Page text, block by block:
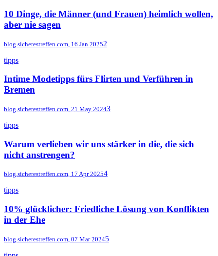
10 Dinge, die Männer (und Frauen) heimlich wollen,
aber nie sagen
blog.sicherestreffen.com 16 Jan 20252
tipps
Intime Modetipps fürs Flirten und Verführen in
Bremen
blog.sicherestreffen.com, 21 May 20243
tipps
Warum verlieben wir uns stärker in die, die sich
nicht anstrengen?
blog.sicherestreffen.com, 17 Apr 20254
tipps
10% glücklicher: Friedliche Lösung von Konflikten
in der Ehe
blog.sicherestreffen.com 07 Mar 20245